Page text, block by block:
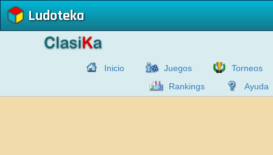
Ludoteka
Inicio Juegos
Torneos
Rankings
Ayuda